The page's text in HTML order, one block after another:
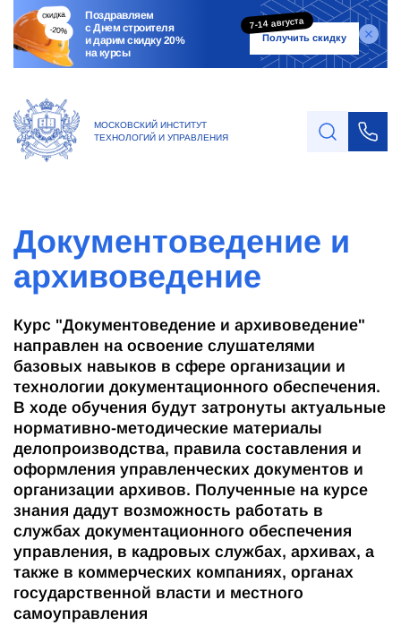
Поздравляем
с Днем строителя
и дарим скидку 20%
на курсы
7-14 августа
Получить скидку
МОСКОВСКИЙ ИНСТИТУТ
ТЕХНОЛОГИЙ И УПРАВЛЕНИЯ
Документоведение и
архивоведение
Курс "Документоведение и архивоведение"
направлен на освоение слушателями
базовых навыков в сфере организации и
технологии документационного обеспечения.
В ходе обучения будут затронуты актуальные
нормативно-методические материалы
делопроизводства, правила составления и
оформления управленческих документов и
организации архивов. Полученные на курсе
знания дадут возможность работать в
службах документационного обеспечения
управления, в кадровых службах, архивах, а
также в коммерческих компаниях, органах
государственной власти и местного
самоуправления